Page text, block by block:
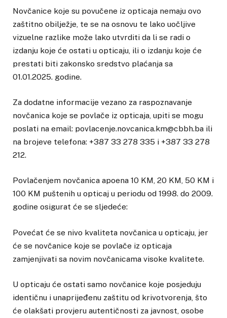
Novčanice koje su povučene iz opticaja nemaju ovo
zaštitno obilježje, te se na osnovu te lako uočljive
vizuelne razlike može lako utvrditi da li se radi o
izdanju koje će ostati u opticaju, ili o izdanju koje će
prestati biti zakonsko sredstvo plaćanja sa
01.01.2025. godine.
Za dodatne informacije vezano za raspoznavanje
novčanica koje se povlače iz opticaja, upiti se mogu
poslati na email: povlacenje.novcanica.km@cbbh.ba ili
na brojeve telefona: +387 33 278 335 i +387 33 278
212.
Povlačenjem novčanica apoena 10 KM, 20 KM, 50 KM i
100 KM puštenih u opticaj u periodu od 1998. do 2009.
godine osigurat će se sljedeće:
Povećat će se nivo kvaliteta novčanica u opticaju, jer
će se novčanice koje se povlače iz opticaja
zamjenjivati sa novim novčanicama visoke kvalitete.
U opticaju će ostati samo novčanice koje posjeduju
identičnu i unaprijeđenu zaštitu od krivotvorenja, što
će olakšati provjeru autentičnosti za javnost, osobe